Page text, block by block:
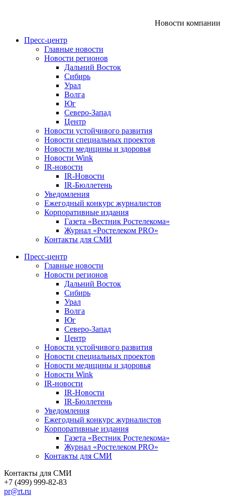
Новости компании
Пресс-центр
Главные новости
Новости регионов
Дальний Восток
Сибирь
Урал
Волга
Юг
Северо-Запад
Центр
Новости устойчивого развития
Новости специальных проектов
Новости медицины и здоровья
Новости Wink
IR-новости
IR-Новости
IR-Бюллетень
Уведомления
Ежегодный конкурс журналистов
Корпоративные издания
Газета «Вестник Ростелекома»
Журнал «Ростелеком PRO»
Контакты для СМИ
Пресс-центр
Главные новости
Новости регионов
Дальний Восток
Сибирь
Урал
Волга
Юг
Северо-Запад
Центр
Новости устойчивого развития
Новости специальных проектов
Новости медицины и здоровья
Новости Wink
IR-новости
IR-Новости
IR-Бюллетень
Уведомления
Ежегодный конкурс журналистов
Корпоративные издания
Газета «Вестник Ростелекома»
Журнал «Ростелеком PRO»
Контакты для СМИ
Контакты для СМИ
+7 (499) 999-82-83
pr@rt.ru